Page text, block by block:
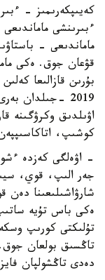
كەيىپكەرىمىز -
ءبىرىنشى
ماماندىعى -
بۇرىن قازالىعا
2019 -جىلدان
اۋىلدىق وكرۋگىنە
كوشىپ،
- اۋەلگى كەزدە
جەر الىپ، قوي،
شارۋاشىلىعىنا دەن
ەكى باس تۇيە
تۇلىكتى كورىپ
دەدى تاڭشولپان